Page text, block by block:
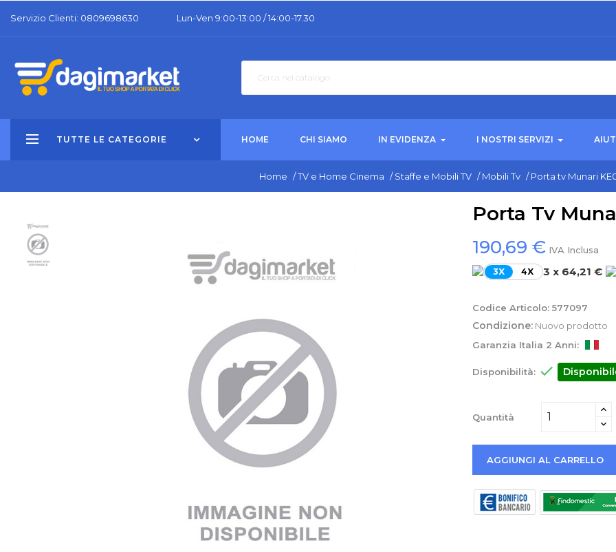
Servizio Clienti: 0809698630 Lun-Ven 9:00-13:00 / 14:00-17.30
TUTTE LE CATEGORIE HOME CHI SIAMO IN EVIDENZA I NOSTRI SERVIZI
Home /TV e Home Cinema / Staffe e Mobili TV / Mobili Tv / Porta tv Munari
Porta Tv
190,69 € IVA Inclusa
3X 4X 3 x 64,21 €
Codice Articolo: 577097
Condizione: Nuovo prodotto
Garanzia Italia 2 Anni:
Disponibilità: 
Quantità
AGGIUNGI AL CARRELLO